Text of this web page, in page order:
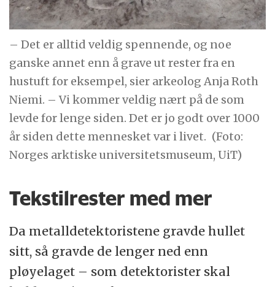
– Det er alltid veldig spennende, og noe
ganske annet enn å grave ut rester fra en
hustuft for eksempel, sier arkeolog Anja Roth
Niemi. – Vi kommer veldig nært på de som
levde for lenge siden. Det er jo godt over 1000
år siden dette mennesket var i livet. (Foto:
Norges arktiske universitetsmuseum, UiT)
Tekstilrester med mer
Da metalldetektoristene gravde hullet
sitt, så gravde de lenger ned enn
pløyelaget – som detektorister skal